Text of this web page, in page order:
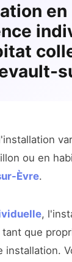
en
ou en
Èvre.
,
que
installation.